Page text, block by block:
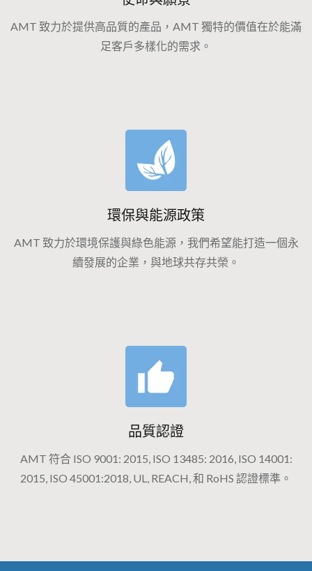
AMT 致力於提供高品質的產品，AMT 獨特的價值在於能滿
足客戶多樣化的需求。
環保與能源政策
AMT 致力於環境保護與綠色能源，我們希望能打造一個永
續發展的企業，與地球共存共榮。
品質認證
AMT 符合 ISO 9001: 2015, ISO 13485: 2016, ISO 14001:
2015, ISO 45001:2018, UL, REACH, 和 RoHS 認證標準。